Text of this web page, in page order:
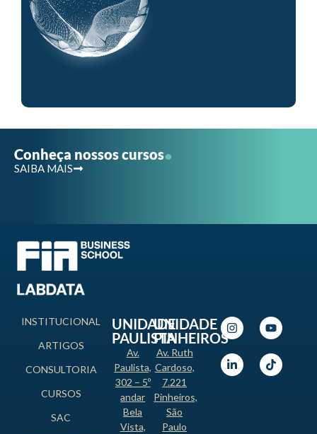
Conheça nossos cursos.
SAIBA MAIS
INSTITUCIONAL
ARTIGOS
CONSULTORIA
CURSOS
SAC
UNIDADE
PAULISTA
Av.
Paulista,
302 – 5º
andar
Bela
Vista,
UNIDADE
PINHEIROS
Av. Ruth
Cardoso,
7.221
Pinheiros,
São
Paulo